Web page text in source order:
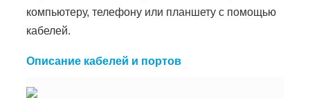
компьютеру, телефону или планшету с помощью
кабелей.
Описание кабелей и портов